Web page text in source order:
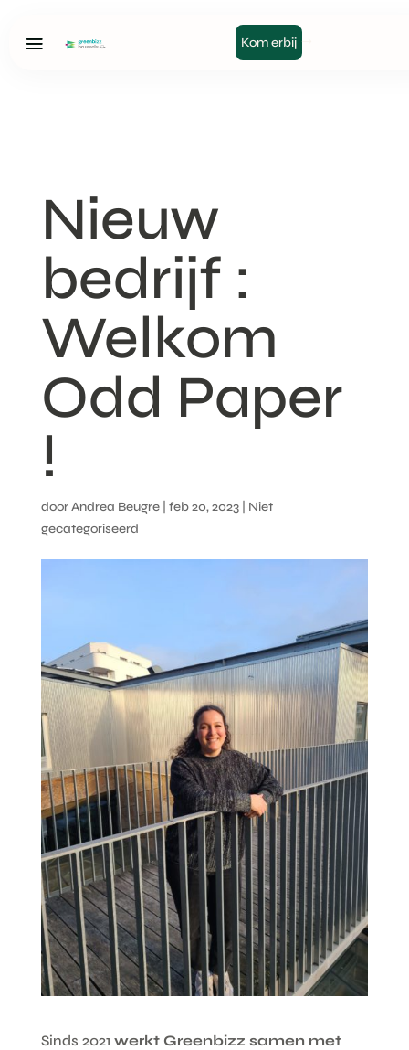
Kom erbij
Nieuw
bedrijf :
Welkom
Odd Paper
!
doorAndrea Beugre| feb 20, 2023| Niet
gecategoriseerd
Sinds 2021 werkt Greenbizz samen met